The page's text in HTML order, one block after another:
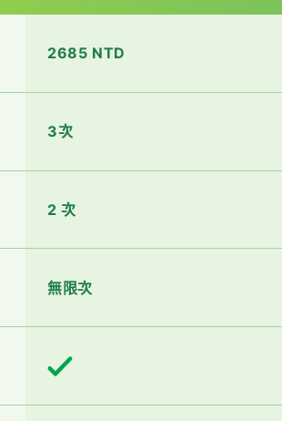
2685 NTD
3次
2 次
無限次